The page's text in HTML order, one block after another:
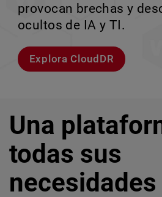
entornos empresariales
provocan brechas y
ocultos de IA y TI.
Explora CloudDR
escalar sin perder
Conozcan a Rai
crecimiento escalable.
Conozca WatchGuard EDR
Una
todas sus
necesidades